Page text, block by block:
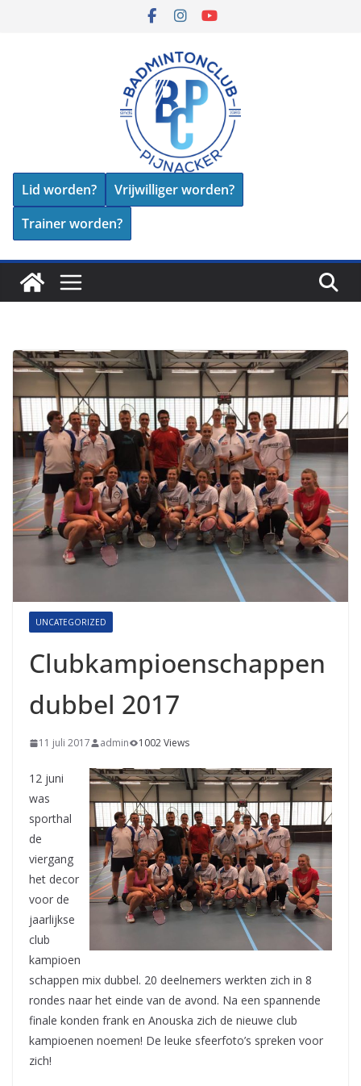
Lid worden?
Vrijwilliger worden?
Trainer worden?
UNCATEGORIZED
Clubkampioenschappen
dubbel 2017
11 juli 2017 admin 1002 Views
12 juni
was
sporthal
de
viergang
het decor
voor de
jaarlijkse
club
kampioen
schappen mix dubbel. 20 deelnemers werkten zich in 8
rondes naar het einde van de avond. Na een spannende
finale konden frank en Anouska zich de nieuwe club
kampioenen noemen! De leuke sfeerfoto’s spreken voor
zich!